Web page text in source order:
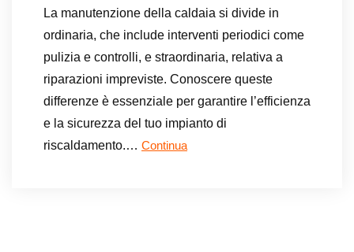
La manutenzione della caldaia si divide in
ordinaria, che include interventi periodici come
pulizia e controlli, e straordinaria, relativa a
riparazioni impreviste. Conoscere queste
differenze è essenziale per garantire l’efficienza
e la sicurezza del tuo impianto di
riscaldamento.… Continua